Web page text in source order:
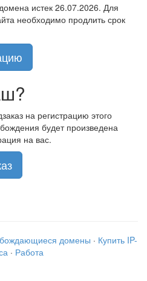
истек 26.07.2026. Для
необходимо продлить срок
на регистрацию этого
будет произведена
на вас.
домены · Купить IP-
· Работа